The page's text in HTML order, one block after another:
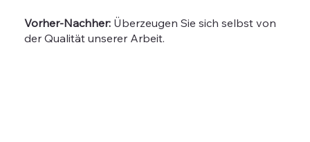
Vorher-Nachher: Überzeugen Sie sich selbst von
der Qualität unserer Arbeit.